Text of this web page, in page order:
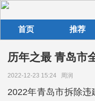
首页 推荐
历年之最 青岛市
2022-12-23 15:24 周润
2022年青岛市拆除违